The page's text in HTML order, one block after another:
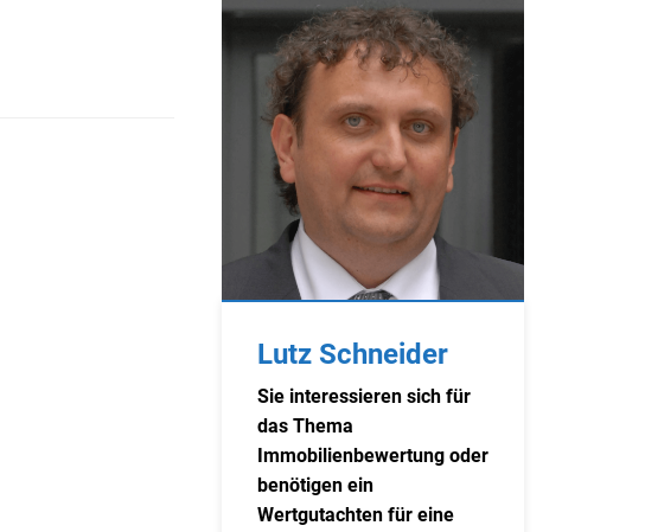
Lutz Schneider
Sie interessieren sich für
das Thema
Immobilienbewertung oder
benötigen ein
Wertgutachten für eine